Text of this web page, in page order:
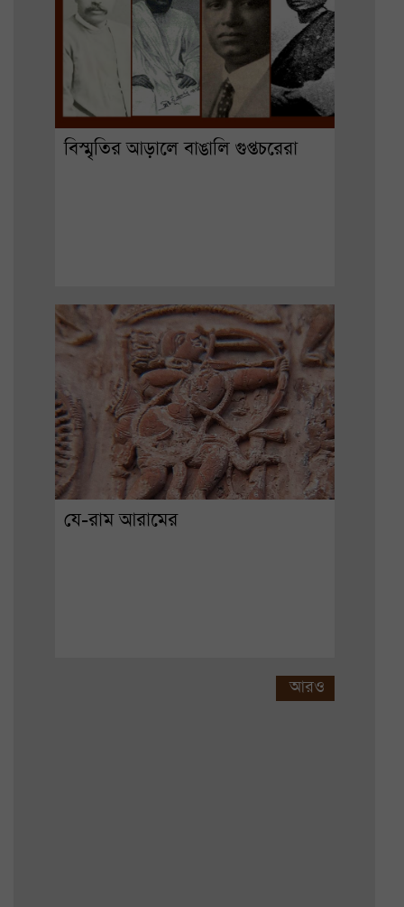
বিস্মৃতির আড়ালে বাঙালি গুপ্তচরেরা
যে-রাম আরামের
আরও